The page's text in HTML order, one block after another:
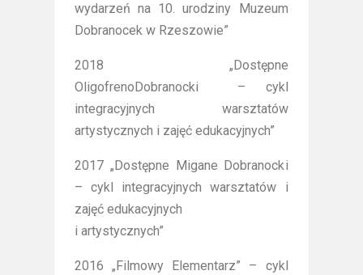
wydarzeń na 10. urodziny Muzeum
Dobranocek w Rzeszowie”
2018 „Dostępne
OligofrenoDobranocki – cykl
integracyjnych warsztatów
artystycznych i zajęć edukacyjnych”
2017 „Dostępne Migane Dobranocki
– cykl integracyjnych warsztatów i
zajęć edukacyjnych
i artystycznych”
2016 „Filmowy Elementarz” – cykl